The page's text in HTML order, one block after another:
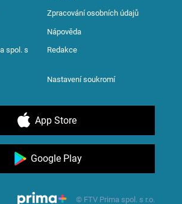
Zpracování osobních údajů
Nápověda
spol. s
Redakce
Nastavení soukromí
App Store
Google Play
© FTV Prima spol. s r.o.